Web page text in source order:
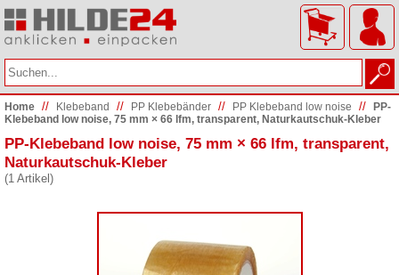
Home // Klebeband // PP Klebebänder // PP Klebeband low noise //
PP-
Klebeband low noise, 75 mm × 66 lfm, transparent, Naturkautschuk-Kleber
PP-Klebeband low noise, 75 mm × 66 lfm, transparent,
Naturkautschuk-Kleber
(1 Artikel)